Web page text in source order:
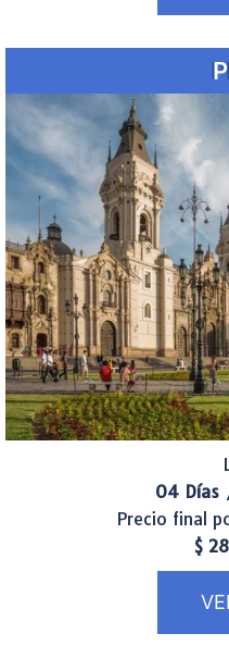
04 Días
Precio final
$